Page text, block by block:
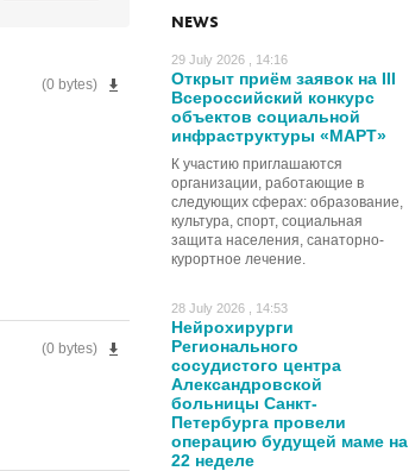
NEWS
29 July 2026 , 14:16
Открыт приём заявок на III
Всероссийский конкурс
объектов социальной
инфраструктуры «МАРТ»
К участию приглашаются
организации, работающие в
следующих сферах: образование,
культура, спорт, социальная
защита населения, санаторно-
курортное лечение.
28 July 2026 , 14:53
Нейрохирурги
Регионального
сосудистого центра
Александровской
больницы Санкт-
Петербурга провели
операцию будущей маме на
22 неделе
(0 bytes)
(0 bytes)